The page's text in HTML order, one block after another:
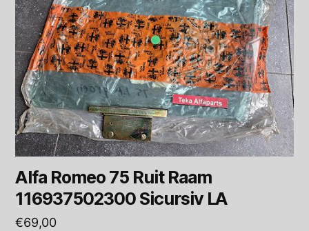
Alfa Romeo 75 Ruit Raam
116937502300 Sicursiv LA
€69,00